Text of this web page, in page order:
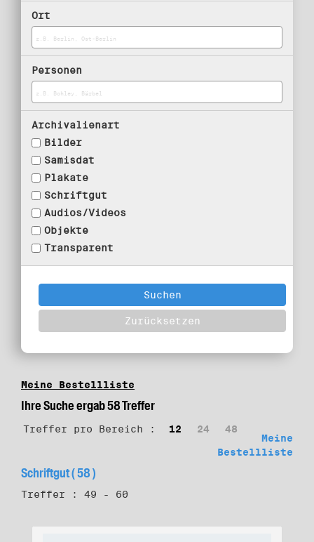
Ort
Personen
Archivalienart
Bilder
Samisdat
Plakate
Schriftgut
Audios/Videos
Objekte
Transparent
Meine Bestellliste
Ihre Suche ergab 58 Treffer
Treffer pro Bereich : 12 24
48
Meine
Bestellliste
Schriftgut ( 58 )
Treffer : 49 - 60